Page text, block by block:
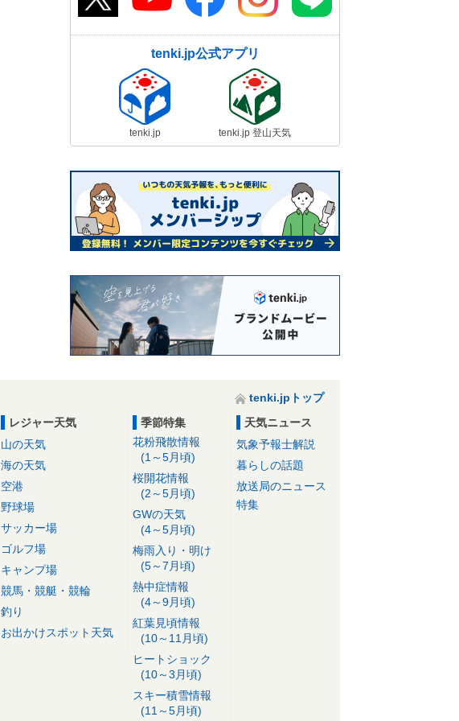
tenki.jp公式アプリ
tenki.jp tenki.jp 登山天気
tenki.jpトップ
レジャー天気
山の天気
海の天気
空港
野球場
サッカー場
ゴルフ場
キャンプ場
競馬・競艇・競輪
釣り
お出かけスポット天気
季節特集
花粉飛散情報
(1～5月頃)
桜開花情報
(2～5月頃)
GWの天気
(4～5月頃)
梅雨入り・明け
(5～7月頃)
熱中症情報
(4～9月頃)
紅葉見頃情報
(10～11月頃)
ヒートショック
(10～3月頃)
スキー積雪情報
(11～5月頃)
天気ニュース
気象予報士解説
暮らしの話題
放送局のニュース
特集